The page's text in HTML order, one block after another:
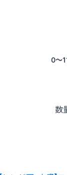
0〜
数